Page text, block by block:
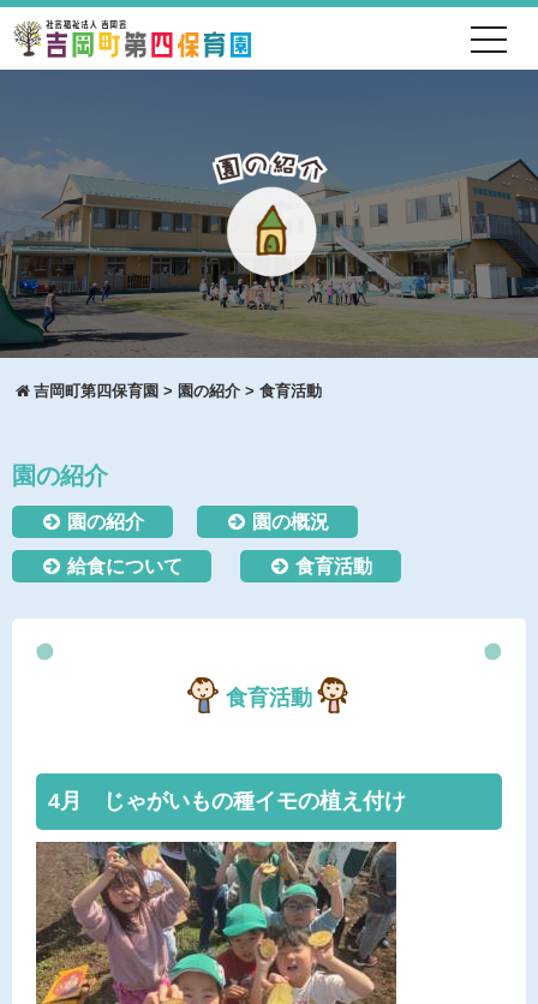
吉岡町第四保育園 > 園の紹介 > 食育活動
園の紹介
園の紹介 園の概況
給食について 食育活動
食育活動
4月 じゃがいもの種イモの植え付け